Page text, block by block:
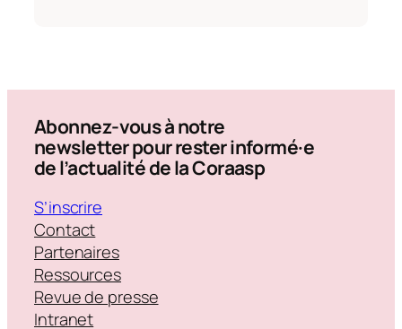
2024
Abonnez-vous à notre
newsletter pour rester informé·e
de l’actualité de la Coraasp
S’inscrire
Contact
Partenaires
Ressources
Revue de presse
Intranet